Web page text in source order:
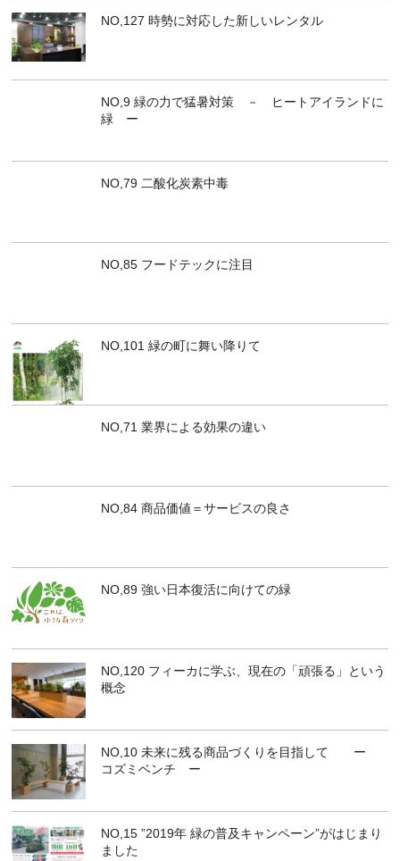
NO,127 時勢に対応した新しいレンタル
NO,9 緑の力で猛暑対策 － ヒートアイランドに
緑 ー
NO,79 二酸化炭素中毒
NO,85 フードテックに注目
NO,101 緑の町に舞い降りて
NO,71 業界による効果の違い
NO,84 商品価値＝サービスの良さ
NO,89 強い日本復活に向けての緑
NO,120 フィーカに学ぶ、現在の「頑張る」という
概念
NO,10 未来に残る商品づくりを目指して ー
コズミベンチ ー
NO,15 ”2019年 緑の普及キャンペーン”がはじまり
ました